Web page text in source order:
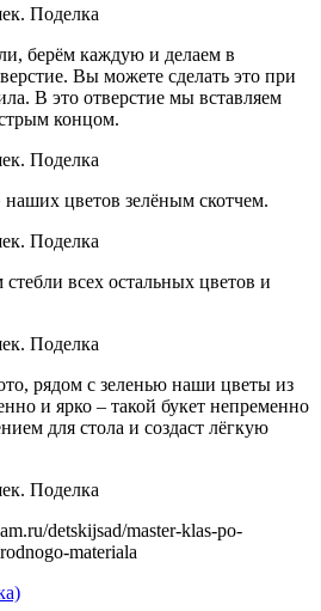
берём каждую и делаем в
Вы можете сделать это при
В это отверстие мы вставляем
концом.
цветов зелёным скотчем.
всех остальных цветов и
рядом с зеленью наши цветы из
и ярко – такой букет непременно
для стола и создаст лёгкую
detskijsad/master-klas-po-
materiala